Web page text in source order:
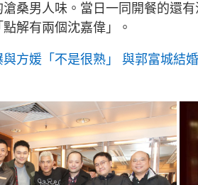
桑男人味。當日一同開餐的還
解有兩個沈嘉偉」。
與方媛「不是很熟」 與郭富城結